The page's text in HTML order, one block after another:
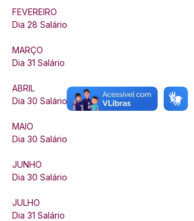
FEVEREIRO
Dia 28 Salário
MARÇO
Dia 31 Salário
ABRIL
Dia 30 Salário
MAIO
Dia 30 Salário
JUNHO
Dia 30 Salário
JULHO
Dia 31 Salário